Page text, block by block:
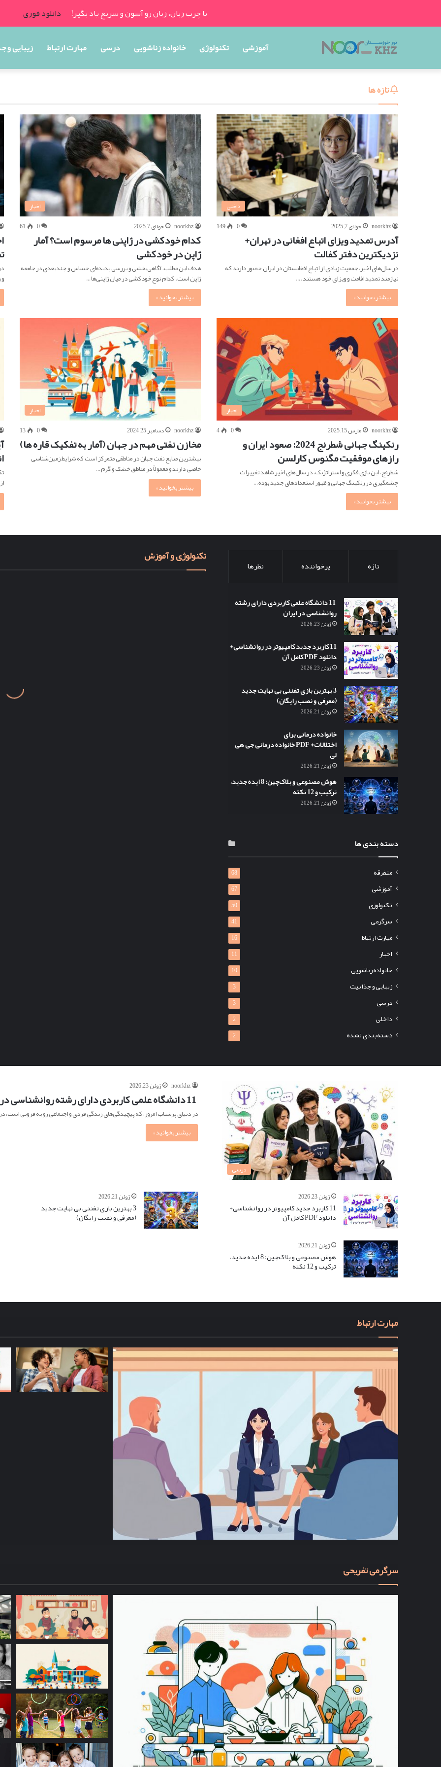
با چرب زبان، زبان رو آسون و سریع یاد بگیر! دانلود فوری
آموزشی تکنولوژی خانواده زناشویی درسی مهارت ارتباط زیبایی و
تازه ها
داخلی
noorkhz
جولای 7, 2025 0
149
آدرس تمدید ویزای اتباع افغانی در تهران+
نزدیکترین دفتر کفالت
در سال‌های اخیر، جمعیت زیادی از اتباع افغانستان در ایران حضور دارند که
نیازمند تمدید اقامت و ویزای خود هستند.…
بیشتر بخوانید »
اخبار
noorkhz
جولای 7, 2025 0
61
کدام خودکشی در ژاپنی ها مرسوم است؟ آمار
ژاپن در خودکشی
هدف این مطلب، آگاهی‌بخشی و بررسی پدیده‌ای حساس و چندبعدی در جامعه
ژاپن است. کدام نوع خودکشی در میان ژاپنی‌ها…
بیشتر بخوانید »
اخبار
noorkhz
مارس 15, 2025 0
4
رنکینگ جهانی شطرنج 2024: صعود ایران و
رازهای موفقیت مگنوس کارلسن
شطرنج، این بازی فکری و استراتژیک، در سال‌های اخیر شاهد تغییرات
چشمگیری در رنکینگ جهانی و ظهور استعدادهای جدید بوده…
بیشتر بخوانید »
اخبار
noorkhz
دسامبر 25, 2024 0
13
مخازن نفتی مهم در جهان (آمار به تفکیک قاره ها)
بیشترین منابع نفت جهان در مناطقی متمرکز است که شرایط زمین‌شناسی
خاصی دارند و معمولاً در مناطق خشک و گرم…
بیشتر بخوانید »
تکنولوژی و آموزش
تازه پرخواننده نظرها
11 دانشگاه علمی کاربردی دارای رشته
روانشناسی در ایران
ژوئن 23, 2026
11 کاربرد جدید کامپیوتر در روانشناسی+
دانلود PDF کامل آن
ژوئن 23, 2026
3 بهترین بازی تفننی بی نهایت جدید
(معرفی و نصب رایگان)
ژوئن 21, 2026
خانواده درمانی برای
اختلالات+ PDF خانواده درمانی جی هی
لی
ژوئن 21, 2026
هوش مصنوعی و بلاک‌چین: 8 ایده جدید،
ترکیب و 12 نکته
ژوئن 21, 2026
دسته بندی ها
متفرقه 68
آموزشی 67
تکنولوژی 50
سرگرمی 41
مهارت ارتباط 16
اخبار 11
خانواده زناشویی 10
زیبایی و جذابیت 3
درسی 3
داخلی 2
دسته‌بندی نشده 2
درسی
noorkhz ژوئن 23, 2026
در دنیای پرشتاب امروز، که پیچیدگی‌های زندگی فردی و اجتماعی رو به فزونی
بیشتر بخوانید »
ژوئن 23, 2026
11 کاربرد جدید کامپیوتر در روانشناسی+
دانلود PDF کامل آن
ژوئن 21, 2026
3 بهترین بازی تفننی بی نهایت جدید
(معرفی و نصب رایگان)
ژوئن 21, 2026
هوش مصنوعی و بلاک‌چین: 8 ایده جدید،
ترکیب و 12 نکته
مهارت ارتباط
سرگرمی تفریحی